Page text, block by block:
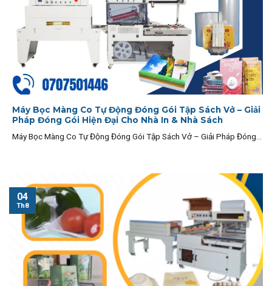
Máy Bọc Màng Co Tự Động Đóng Gói Tập Sách Vở – Giải
Pháp Đóng Gói Hiện Đại Cho Nhà In & Nhà Sách
Máy Bọc Màng Co Tự Động Đóng Gói Tập Sách Vở – Giải Pháp Đóng...
04
Th8